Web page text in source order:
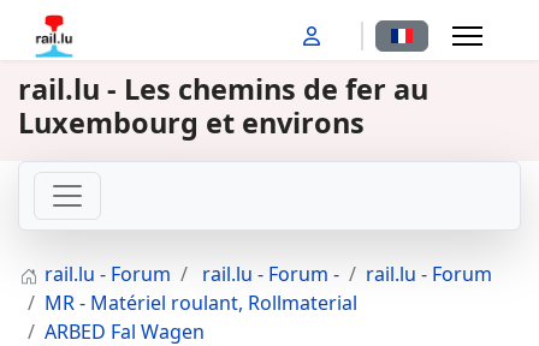
Sélectionnez
rail.lu - Les chemins de fer au
Luxembourg et environs
rail.lu - Forum rail.lu - Forum -
rail.lu - Forum
MR - Matériel roulant, Rollmaterial
ARBED Fal Wagen